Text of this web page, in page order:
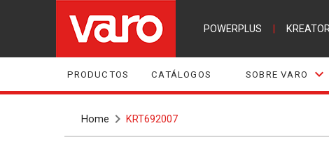
POWERPLUS
PRODUCTOS CATÁLOGOS SOBRE VARO
Home KRT692007